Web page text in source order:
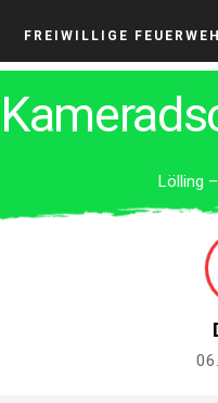
FREIWILLIGE
Lölling